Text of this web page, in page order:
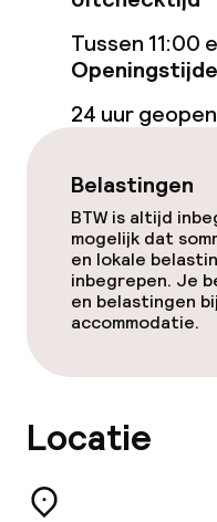
Overal rookvrij
Tussen 11:00
24 uur
Belastingen
BTW is altijd
mogelijk dat
en lokale
inbegrepen. Je
en belastingen
accommodatie.
Locatie